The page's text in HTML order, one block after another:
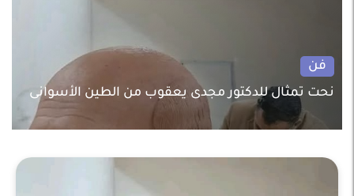
فن
نحت تمثال للدكتور مجدى يعقوب من الطين الأسوانى